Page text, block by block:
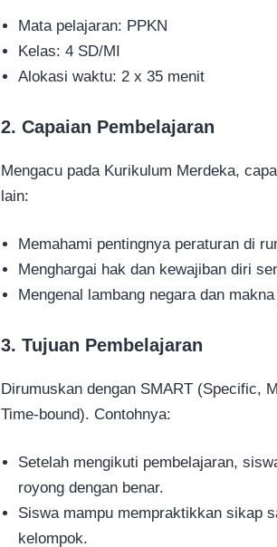
Mata pelajaran: PPKN
Kelas: 4 SD/MI
Alokasi waktu: 2 x 35 menit
2. Capaian Pembelajaran
Mengacu pada Kurikulum Merdeka,
lain:
Memahami pentingnya peraturan di
Menghargai hak dan kewajiban diri
Mengenal lambang negara dan
3. Tujuan Pembelajaran
Dirumuskan dengan SMART (Specific,
Time-bound). Contohnya:
Setelah mengikuti pembelajaran,
royong dengan benar.
Siswa mampu mempraktikkan sikap
kelompok.